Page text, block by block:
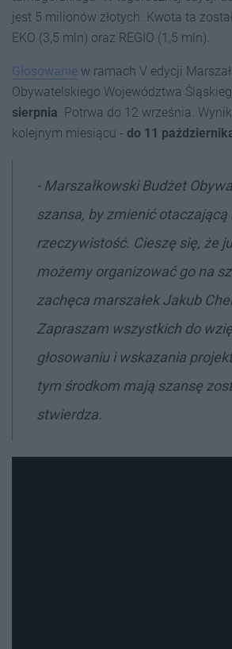
jest 5 milionów złotych. Kwota ta
EKO (3,5 mln) oraz REGIO (1,5 mln).
Głosowanie w ramach V edycji
Obywatelskiego Województwa
sierpnia . Potrwa do 12 września.
kolejnym miesiącu - do 11
- Marszałkowski Budżet
szansa, by zmienić otaczającą
rzeczywistość. Cieszę się, że
możemy organizować go na
zachęca marszałek Jakub
Zapraszam wszystkich do
głosowaniu i wskazania
tym środkom mają szansę
stwierdza.